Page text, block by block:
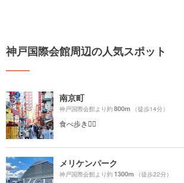
神戸国際会館周辺の人気スポット
南京町
神戸国際会館より約800m （徒歩14分）
食べ歩き🚶‍♀️
メリケンパーク
神戸国際会館より約1300m （徒歩22分）